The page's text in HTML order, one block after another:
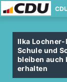
Ilka
Schule und
bleiben auch
erhalten